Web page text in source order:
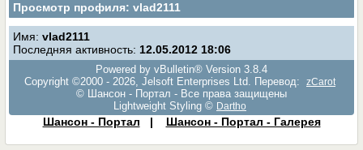
Просмотр профиля: vlad2111
Имя:vlad2111
Последняя активность: 12.05.2012 18:06
Powered by vBulletin® Version 3.8.4
Copyright ©2000 - 2026, Jelsoft Enterprises Ltd. Перевод:
zCarot
© Шансон - Портал - Все права защищены
Lightweight Styling © Dartho
Шансон - Портал | Шансон - Портал - Галерея